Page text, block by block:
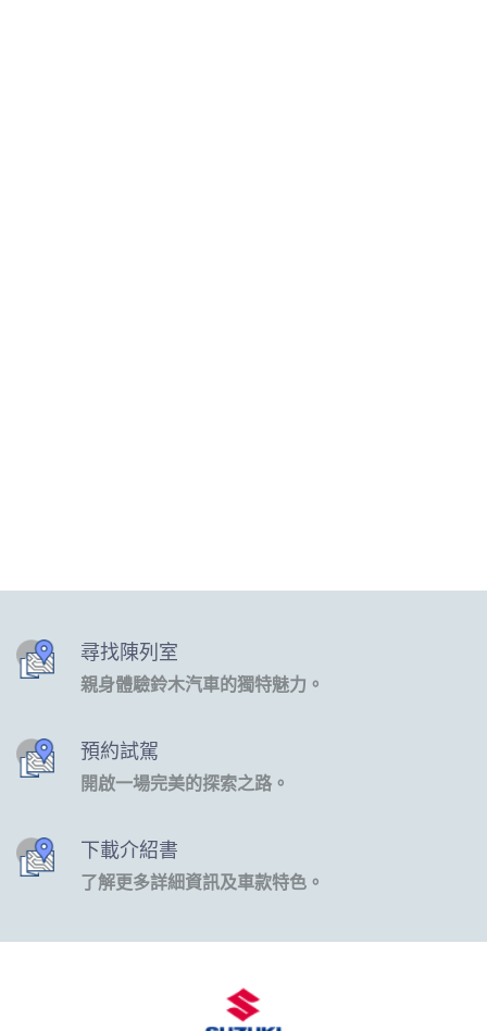
尋找陳列室
親身體驗鈴木汽車的獨特魅力。
預約試駕
開啟一場完美的探索之路。
下載介紹書
了解更多詳細資訊及車款特色。